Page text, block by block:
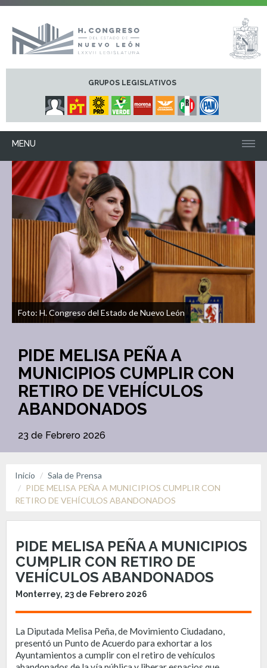
GRUPOS LEGISLATIVOS
MENU
Foto: H. Congreso del Estado de Nuevo León
PIDE MELISA PEÑA A
MUNICIPIOS CUMPLIR CON
RETIRO DE VEHÍCULOS
ABANDONADOS
23 de Febrero 2026
Inicio
Sala de Prensa
PIDE MELISA PEÑA A MUNICIPIOS CUMPLIR CON
RETIRO DE VEHÍCULOS ABANDONADOS
PIDE MELISA PEÑA A MUNICIPIOS
CUMPLIR CON RETIRO DE
VEHÍCULOS ABANDONADOS
Monterrey, 23 de Febrero 2026
La Diputada Melisa Peña, de Movimiento Ciudadano,
presentó un Punto de Acuerdo para exhortar a los
Ayuntamientos a cumplir con el retiro de vehículos